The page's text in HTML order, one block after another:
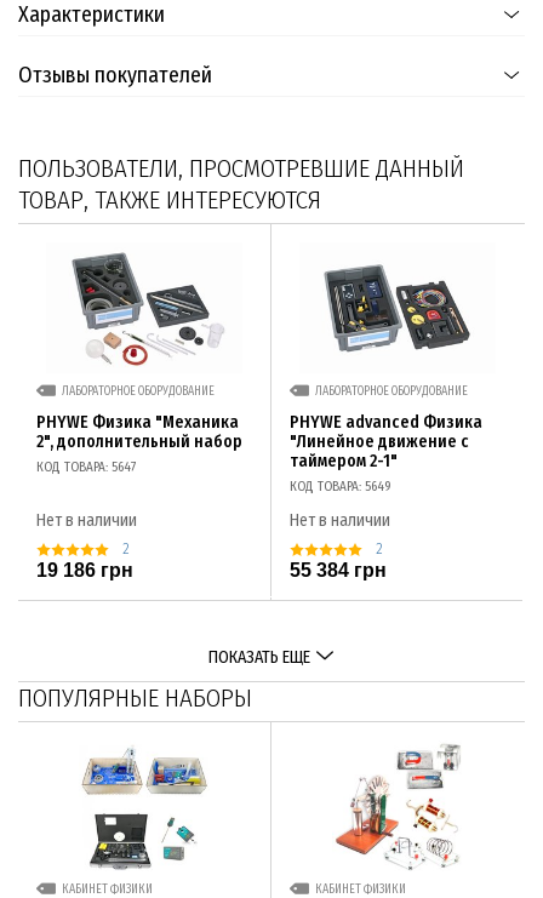
Характеристики
Отзывы покупателей
ПОЛЬЗОВАТЕЛИ, ПРОСМОТРЕВШИЕ ДАННЫЙ
ТОВАР, ТАКЖЕ ИНТЕРЕСУЮТСЯ
ЛАБОРАТОРНОЕ ОБОРУДОВАНИЕ
PHYWE Физика "Механика
2", дополнительный набор
КОД ТОВАРА: 5647
Нет в наличии
2
19 186 грн
ЛАБОРАТОРНОЕ ОБОРУДОВАНИЕ
PHYWE advanced Физика
"Линейное движение с
таймером 2-1"
КОД ТОВАРА: 5649
Нет в наличии
2
55 384 грн
ПОКАЗАТЬ ЕЩЕ
ПОПУЛЯРНЫЕ НАБОРЫ
КАБИНЕТ ФИЗИКИ КАБИНЕТ ФИЗИКИ